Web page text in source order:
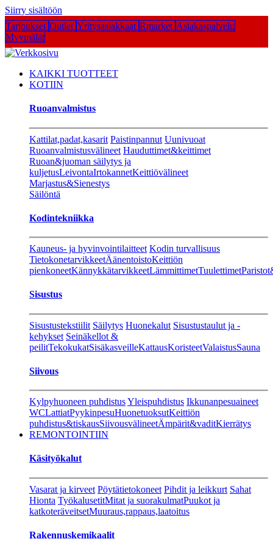
Siirry sisältöön
Tarjoukset Outlet Yritysasiakkaat Rmarket Asiakaspalvelu
Myymälät
KAIKKI TUOTTEET
KOTIIN
Ruoanvalmistus
Kattilat,padat,kasarit Paistinpannut Uunivuoat
Ruoanvalmistusvälineet Hauduttimet&keittimet
Ruoan&juoman säilytys ja
kuljetusLeivontaIrtokannetKeittiövälineet
Marjastus&Sienestys
Säilöntä
Kodintekniikka
Kauneus- ja hyvinvointilaitteet Kodin turvallisuus
TietokonetarvikkeetÄänentoistoKeittiön
pienkoneetKännykkätarvikkeetLämmittimetTuulettimet
Sisustus
Sisustustekstiilit Säilytys Huonekalut Sisustustaulut ja -
kehykset Seinäkellot &
peilitTekokukatSisäkasveilleKattausKoristeetValaistusSauna
Siivous
Kylpyhuoneen puhdistusYleispuhdistus Ikkunanpesuaineet
WCLattiatPyykinpesuHuonetuoksutKeittiön
puhdistus&tiskausSiivousvälineetÄmpärit&vaditKierrätys
REMONTOINTIIN
Käsityökalut
Vasarat ja kirveet Pöytätietokoneet Pihdit ja leikkurt Sahat
Hionta TyökalusetitMitat ja suorakulmatPuukot ja
katkoteräveitsetMuuraus,rappaus,laatoitus
Rakennuskemikaalit